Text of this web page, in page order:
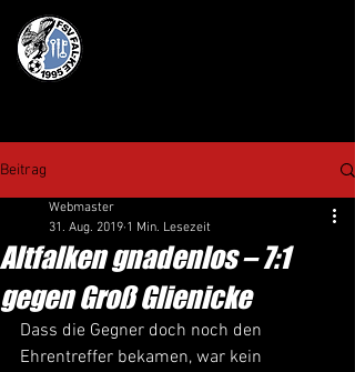
Beitrag
Altfalken gnadenlos – 7:1
gegen Groß Glienicke
Webmaster
31. Aug. 2019 1 Min. Lesezeit
Dass die Gegner doch noch den
Ehrentreffer bekamen, war kein